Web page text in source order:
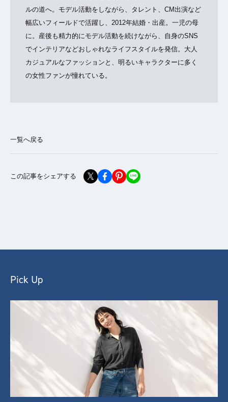
ルの道へ。モデル活動をしながら、タレント、CM出演など
幅広いフィールドで活躍し、2012年結婚・出産。一児の母
に。産後も精力的にモデル活動を続けながら、自身のSNS
でインテリアなどおしゃれなライフスタイルを発信。大人
カジュアルなファッションと、明るいキャラクターに多く
の女性ファンが憧れている。
一覧へ戻る
この記事をシェアする
Pick Up